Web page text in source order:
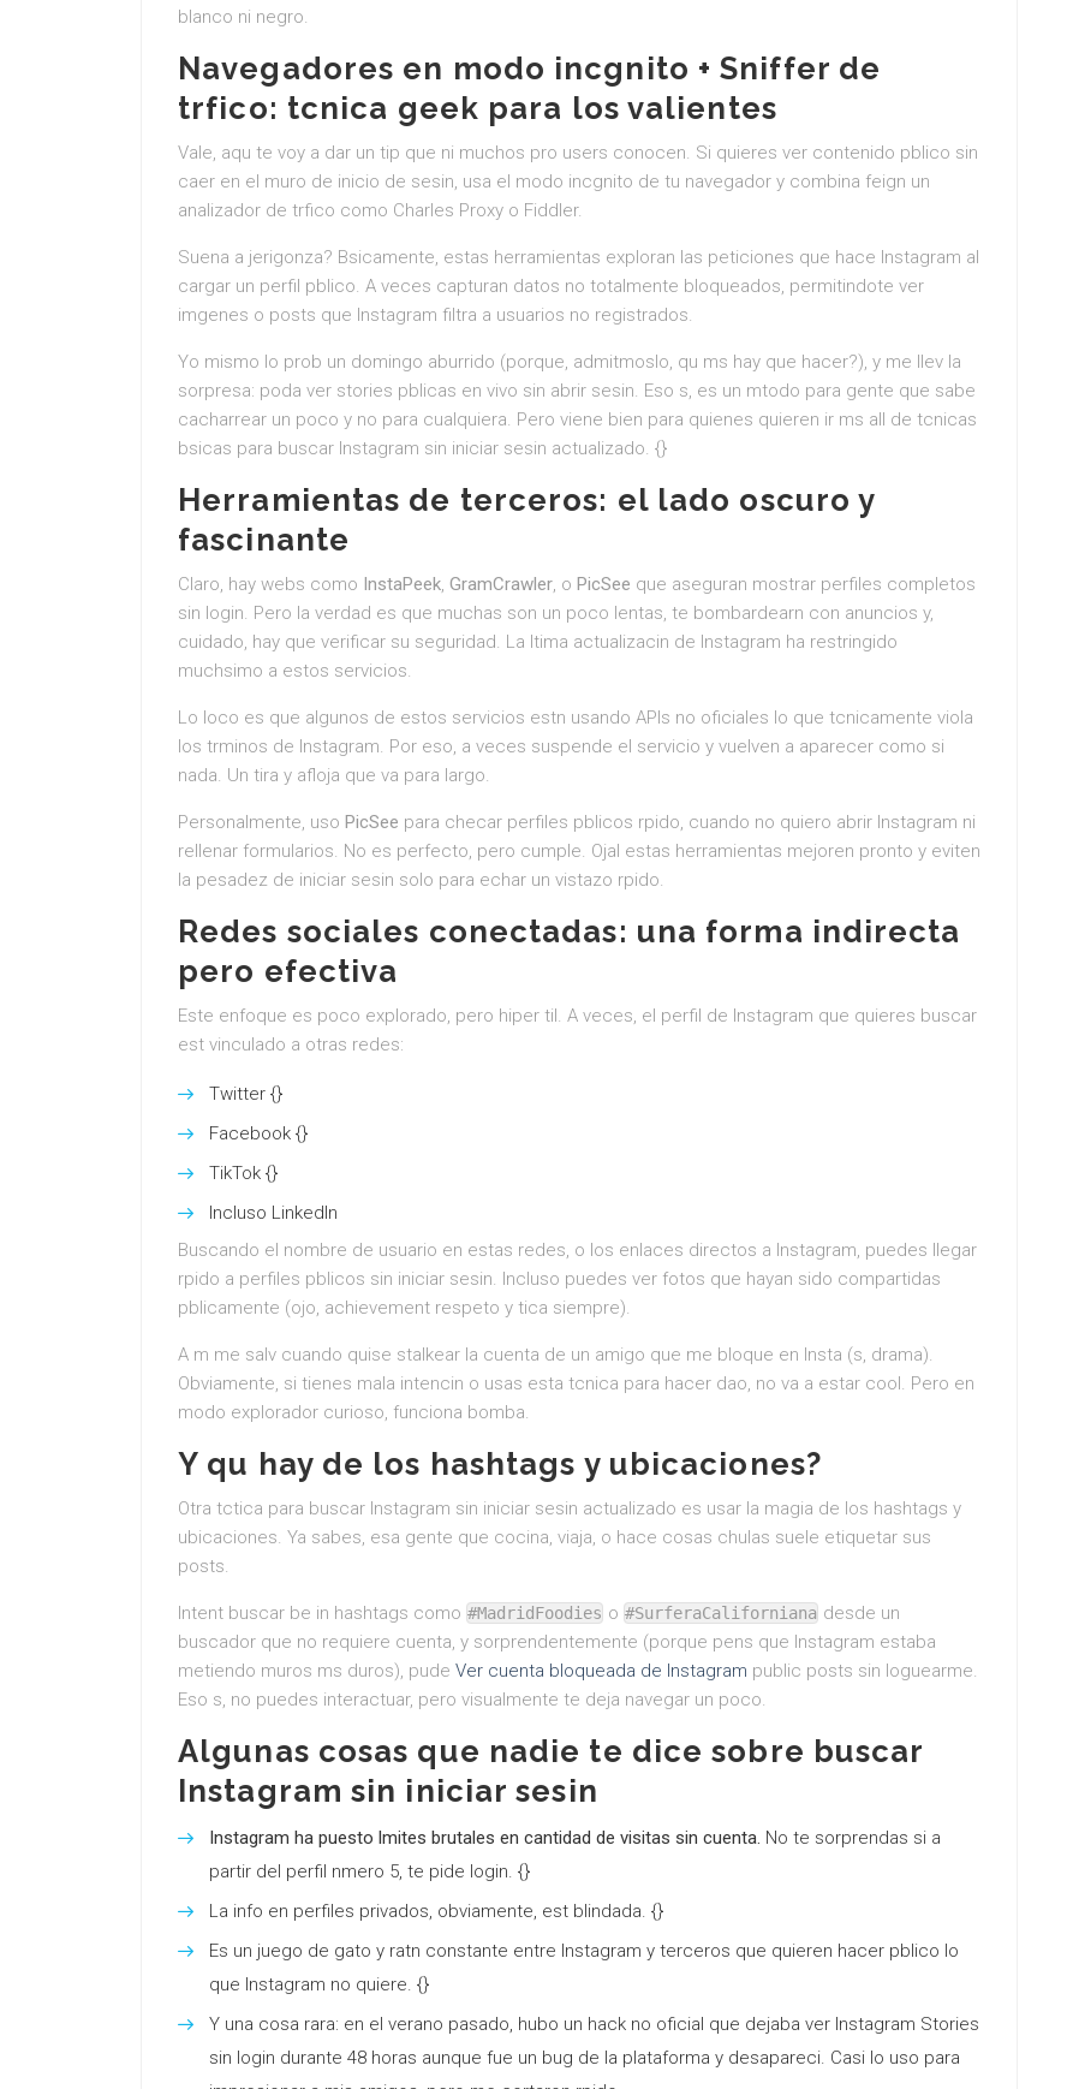
blanco ni negro.
Navegadores en modo incgnito + Sniffer de
trfico: tcnica geek para los valientes
Vale, aqu te voy a dar un tip que ni muchos pro users conocen. Si quieres ver contenido pblico sin
caer en el muro de inicio de sesin, usa el modo incgnito de tu navegador y combina feign un
analizador de trfico como Charles Proxy o Fiddler.
Suena a jerigonza? Bsicamente, estas herramientas exploran las peticiones que hace Instagram al
cargar un perfil pblico. A veces capturan datos no totalmente bloqueados, permitindote ver
imgenes o posts que Instagram filtra a usuarios no registrados.
Yo mismo lo prob un domingo aburrido (porque, admitmoslo, qu ms hay que hacer?), y me llev la
sorpresa: poda ver stories pblicas en vivo sin abrir sesin. Eso s, es un mtodo para gente que sabe
cacharrear un poco y no para cualquiera. Pero viene bien para quienes quieren ir ms all de tcnicas
bsicas para buscar Instagram sin iniciar sesin actualizado. {}
Herramientas de terceros: el lado oscuro y
fascinante
Claro, hay webs como InstaPeek, GramCrawler, o PicSee que aseguran mostrar perfiles completos
sin login. Pero la verdad es que muchas son un poco lentas, te bombardearn con anuncios y,
cuidado, hay que verificar su seguridad. La ltima actualizacin de Instagram ha restringido
muchsimo a estos servicios.
Lo loco es que algunos de estos servicios estn usando APIs no oficiales lo que tcnicamente viola
los trminos de Instagram. Por eso, a veces suspende el servicio y vuelven a aparecer como si
nada. Un tira y afloja que va para largo.
Personalmente, uso PicSee para checar perfiles pblicos rpido, cuando no quiero abrir Instagram ni
rellenar formularios. No es perfecto, pero cumple. Ojal estas herramientas mejoren pronto y eviten
la pesadez de iniciar sesin solo para echar un vistazo rpido.
Redes sociales conectadas: una forma indirecta
pero efectiva
Este enfoque es poco explorado, pero hiper til. A veces, el perfil de Instagram que quieres buscar
est vinculado a otras redes:
Twitter {}
Facebook {}
TikTok {}
Incluso LinkedIn
Buscando el nombre de usuario en estas redes, o los enlaces directos a Instagram, puedes llegar
rpido a perfiles pblicos sin iniciar sesin. Incluso puedes ver fotos que hayan sido compartidas
pblicamente (ojo, achievement respeto y tica siempre).
A m me salv cuando quise stalkear la cuenta de un amigo que me bloque en Insta (s, drama).
Obviamente, si tienes mala intencin o usas esta tcnica para hacer dao, no va a estar cool. Pero en
modo explorador curioso, funciona bomba.
Y qu hay de los hashtags y ubicaciones?
Otra tctica para buscar Instagram sin iniciar sesin actualizado es usar la magia de los hashtags y
ubicaciones. Ya sabes, esa gente que cocina, viaja, o hace cosas chulas suele etiquetar sus
posts.
Intent buscar be in hashtags como #MadridFoodies o #SurferaCaliforniana desde un
buscador que no requiere cuenta, y sorprendentemente (porque pens que Instagram estaba
metiendo muros ms duros), pude Ver cuenta bloqueada de Instagram public posts sin loguearme.
Eso s, no puedes interactuar, pero visualmente te deja navegar un poco.
Algunas cosas que nadie te dice sobre buscar
Instagram sin iniciar sesin
Instagram ha puesto lmites brutales en cantidad de visitas sin cuenta. No te sorprendas si a
partir del perfil nmero 5, te pide login. {}
La info en perfiles privados, obviamente, est blindada. {}
Es un juego de gato y ratn constante entre Instagram y terceros que quieren hacer pblico lo
que Instagram no quiere. {}
Y una cosa rara: en el verano pasado, hubo un hack no oficial que dejaba ver Instagram Stories
sin login durante 48 horas aunque fue un bug de la plataforma y desapareci. Casi lo uso para